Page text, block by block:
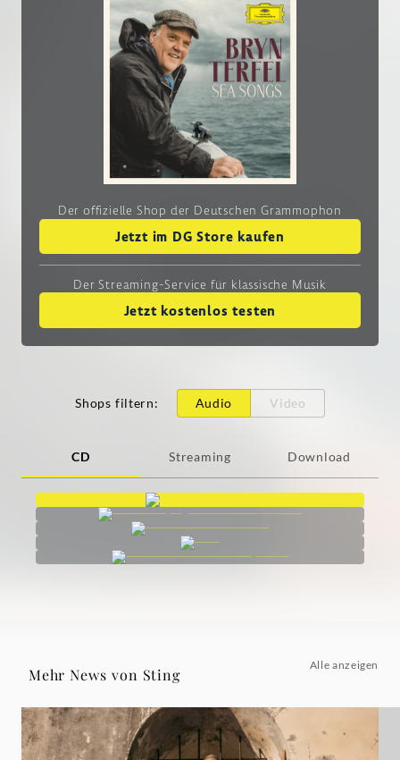
Der offizielle Shop der Deutschen Grammophon
Jetzt im DG Store kaufen
Der Streaming-Service für klassische Musik
Jetzt kostenlos testen
Shops filtern: Audio Video
CD Streaming Download
Mehr News von Sting
Alle anzeigen